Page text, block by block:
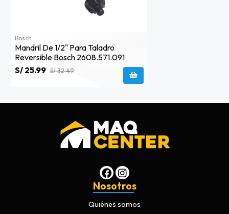
Bosch
Mandril De 1/2" Para Taladro
Reversible Bosch 2608.571.091
S/ 25.99 S/ 32.49
Nosotros
Quiénes somos